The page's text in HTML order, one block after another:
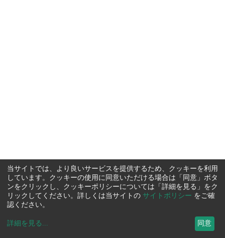
当サイトでは、より良いサービスを提供するため、クッキーを利用
しています。クッキーの使用に同意いただける場合は「同意」ボタ
ンをクリックし、クッキーポリシーについては「詳細を見る」をク
リックしてください。詳しくは当サイトの サイトポリシー をご確
認ください。
詳細を見る ... 同意